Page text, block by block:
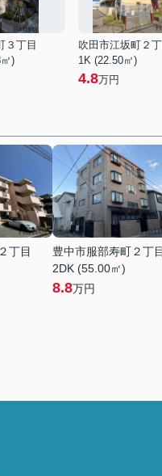
３丁目
)
吹田市江坂町２丁
1K (22.50㎡)
4.8万円
丁目
豊中市服部寿町２丁目
2DK (55.00㎡)
8.8万円